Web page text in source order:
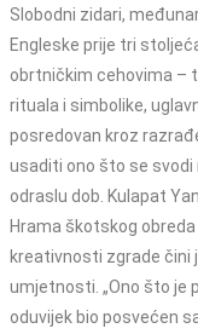
Slobodni zidari,
Engleske prije tri
obrtničkim cehovima –
rituala i simbolike,
posredovan kroz
usaditi ono što se svodi
odraslu dob. Kulapat
Hrama škotskog
kreativnosti zgrade čini
umjetnosti. „Ono što je
oduvijek bio posvećen